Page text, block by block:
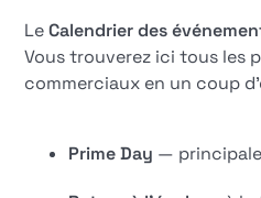
LeCalendrier des
Vous trouverez ici tous les
commerciaux en un coup
Prime Day —